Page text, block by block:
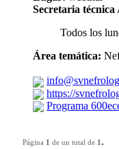
Secretaria
Todos los
Área temática:
https://
Programa
Página 1 de un total de 1 .